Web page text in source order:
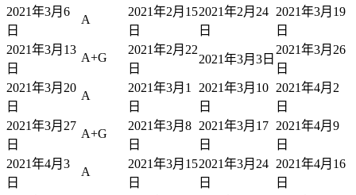
2021年3月6
日
A
2021年2月15
日
2021年2月24
日
2021年3月19
日
2021年3月13
日
A+G
2021年2月22
日
2021年3月3日
2021年3月26
日
2021年3月20
日
A
2021年3月1
日
2021年3月10
日
2021年4月2
日
2021年3月27
日
A+G
2021年3月8
日
2021年3月17
日
2021年4月9
日
2021年4月3
日
A
2021年3月15
日
2021年3月24
日
2021年4月16
日